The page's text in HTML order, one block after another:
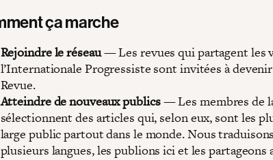
ça marche
Rejoindre le réseau— Les revues qui partagent les
l’Internationale Progressiste sont invitées à
Revue.
Atteindre de nouveaux publics— Les membres de
sélectionnent des articles qui, selon eux, sont les
large public partout dans le monde. Nous
plusieurs langues, les publions ici et les partageons